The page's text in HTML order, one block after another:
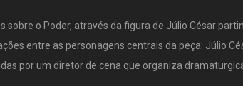
sobre o Poder, através da figura de Júlio César
entre as personagens centrais da peça: Júlio
por um diretor de cena que organiza